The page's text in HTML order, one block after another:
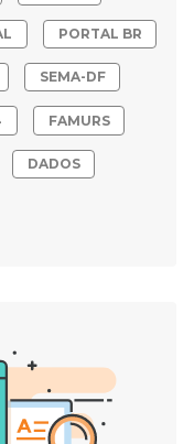
PORTAL BR
SEMA-DF
FAMURS
DADOS